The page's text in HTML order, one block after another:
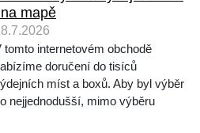
mapě
tomto internetovém obchodě
doručení do tisíců
míst a boxů. Aby byl výběr
nejjednodušší, mimo výběru